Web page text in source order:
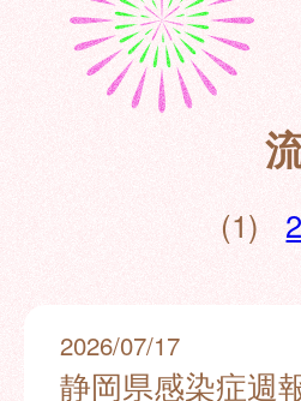
(1) 2
2026/07/17
静岡県感染症週